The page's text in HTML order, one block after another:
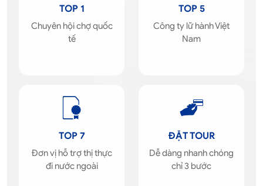
TOP 1
Chuyên hội chợ quốc
tế
TOP 5
Công ty lữ hành Việt
Nam
TOP 7
Đơn vị hỗ trợ thị thực
đi nước ngoài
ĐẶT TOUR
Dễ dàng nhanh chóng
chỉ 3 bước